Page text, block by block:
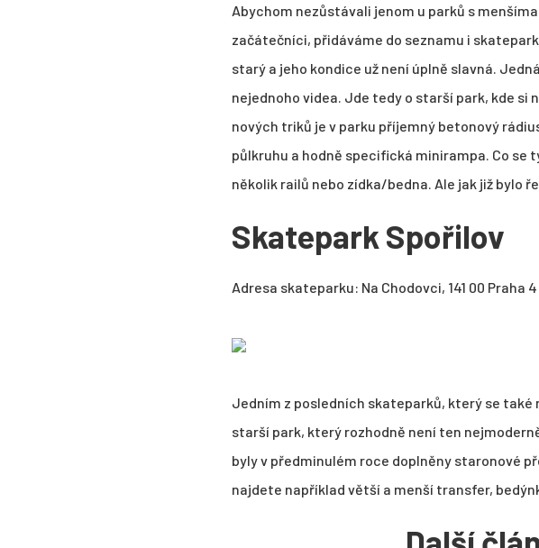
Abychom nezůstávali jenom u parků s
začátečníci, přidáváme do seznamu i
starý a jeho kondice už není úplně slavná.
nejednoho videa. Jde tedy o starší park, kde si
nových triků je v parku příjemný betonový
půlkruhu a hodně specifická minirampa. Co
několik railů nebo zídka/bedna. Ale jak již bylo
Skatepark Spořilov
Adresa skateparku: Na Chodovci, 141 00 Praha 4
Jedním z posledních skateparků, který se také
starší park, který rozhodně není ten
byly v předminulém roce doplněny staronové
najdete například větší a menší transfer,